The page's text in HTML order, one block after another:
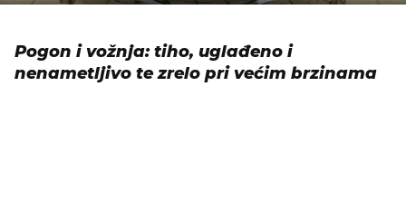
Pogon i vožnja: tiho, uglađeno i
nenametljivo te zrelo pri većim brzinama